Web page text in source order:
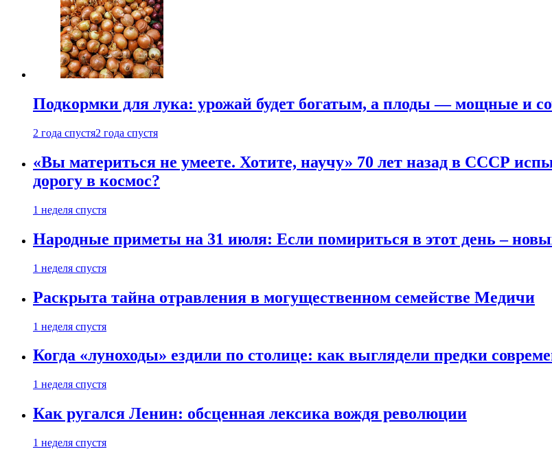
Подкормки для лука: урожай будет богатым, а плоды — мощные и
2 года спустя2 года спустя
«Вы материться не умеете. Хотите, научу» 70 лет назад в СССР
дорогу в космос?
1 неделя спустя
Народные приметы на 31 июля: Если помириться в этот день – новых
1 неделя спустя
Раскрыта тайна отравления в могущественном семействе Медичи
1 неделя спустя
Когда «луноходы» ездили по столице: как выглядели предки
1 неделя спустя
Как ругался Ленин: обсценная лексика вождя революции
1 неделя спустя